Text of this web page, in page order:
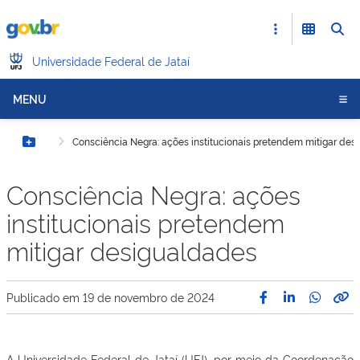
Universidade Federal de Jataí
MENU
Botão MenuConsciência Negra: ações institucionais pretendem mitigar
Consciência Negra: ações
institucionais pretendem
mitigar desigualdades
Publicado em 19 de novembro de 2024